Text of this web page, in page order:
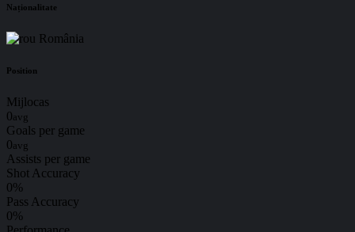
Naționalitate
România
Position
Mijlocas
0avg
Goals per game
0avg
Assists per game
Shot Accuracy
0%
Pass Accuracy
0%